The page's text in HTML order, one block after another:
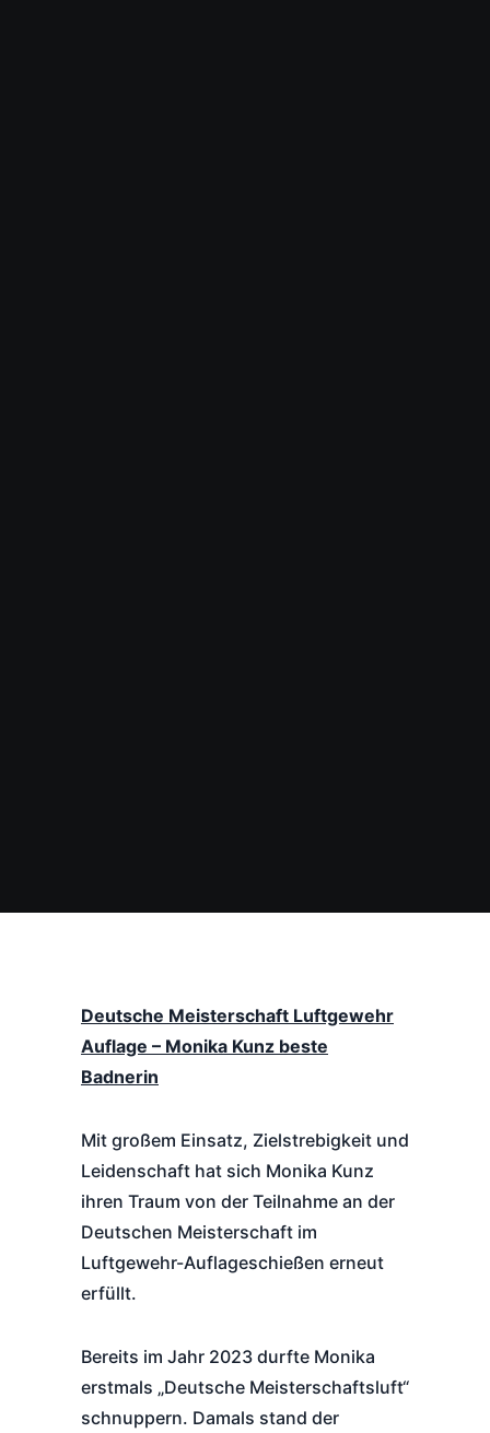
Deutsche Meisterschaft Luftgewehr
Auflage – Monika Kunz beste
Badnerin
Mit großem Einsatz, Zielstrebigkeit und
Leidenschaft hat sich Monika Kunz
ihren Traum von der Teilnahme an der
Deutschen Meisterschaft im
Luftgewehr-Auflageschießen erneut
erfüllt.
Bereits im Jahr 2023 durfte Monika
erstmals „Deutsche Meisterschaftsluft“
schnuppern. Damals stand der